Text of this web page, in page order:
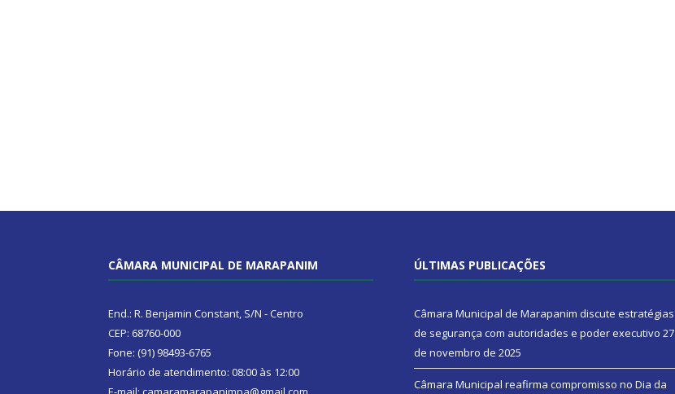
CÂMARA MUNICIPAL DE MARAPANIM
End.: R. Benjamin Constant, S/N - Centro
CEP: 68760-000
Fone: (91) 98493-6765
Horário de atendimento: 08:00 às 12:00
ÚLTIMAS PUBLICAÇÕES
Câmara Municipal de Marapanim discute estratégias
de segurança com autoridades e poder executivo 27
de novembro de 2025
Câmara Municipal reafirma compromisso no Dia da